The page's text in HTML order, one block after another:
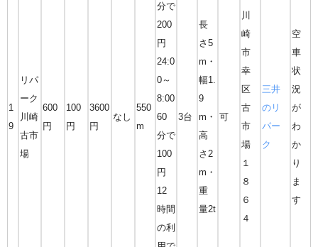
1
9
リパ
ーク
川崎
古市
場
600
円
100
円
3600
円
なし
550
m
分で
200
円
24:0
0～
8:00
60
分で
100
円
12
時間
の利
3台
長
さ5
m・
幅1.
9
m・
高
さ2
m・
重
量2t
可
川
崎
市
幸
区
古
市
場
１
８
６
４
三井
のリ
パー
ク
空
車
状
況
が
わ
か
り
ま
す